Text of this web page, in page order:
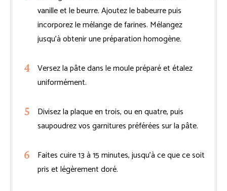
vanille et le beurre. Ajoutez le babeurre puis
incorporez le mélange de farines. Mélangez
jusqu’à obtenir une préparation homogène.
Versez la pâte dans le moule préparé et étalez
uniformément.
Divisez la plaque en trois, ou en quatre, puis
saupoudrez vos garnitures préférées sur la pâte.
Faites cuire 13 à 15 minutes, jusqu’à ce que ce soit
pris et légèrement doré.